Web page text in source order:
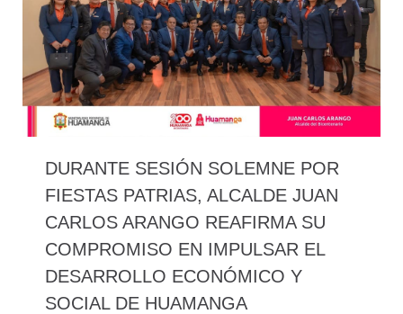
DURANTE SESIÓN SOLEMNE POR
FIESTAS PATRIAS, ALCALDE JUAN
CARLOS ARANGO REAFIRMA SU
COMPROMISO EN IMPULSAR EL
DESARROLLO ECONÓMICO Y
SOCIAL DE HUAMANGA